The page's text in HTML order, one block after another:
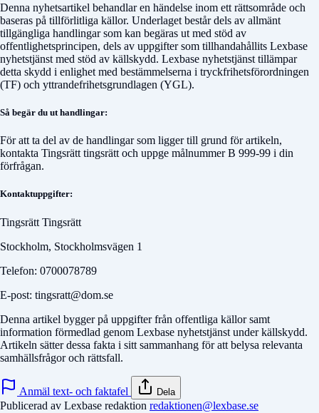
Denna nyhetsartikel behandlar en händelse inom ett rättsområde och
baseras på tillförlitliga källor. Underlaget består dels av allmänt
tillgängliga handlingar som kan begäras ut med stöd av
offentlighetsprincipen, dels av uppgifter som tillhandahållits Lexbase
nyhetstjänst med stöd av källskydd. Lexbase nyhetstjänst tillämpar
detta skydd i enlighet med bestämmelserna i tryckfrihetsförordningen
(TF) och yttrandefrihetsgrundlagen (YGL).
Så begär du ut handlingar:
För att ta del av de handlingar som ligger till grund för artikeln,
kontakta Tingsrätt tingsrätt och uppge målnummerB 999-99 i din
förfrågan.
Kontaktuppgifter:
Tingsrätt Tingsrätt
Stockholm, Stockholmsvägen 1
Telefon: 0700078789
E-post: tingsratt@dom.se
Denna artikel bygger på uppgifter från offentliga källor samt
information förmedlad genom Lexbase nyhetstjänst under källskydd.
Artikeln sätter dessa fakta i sitt sammanhang för att belysa relevanta
samhällsfrågor och rättsfall.
Anmäl text- och faktafel Dela
Publicerad av Lexbase redaktion redaktionen@lexbase.se